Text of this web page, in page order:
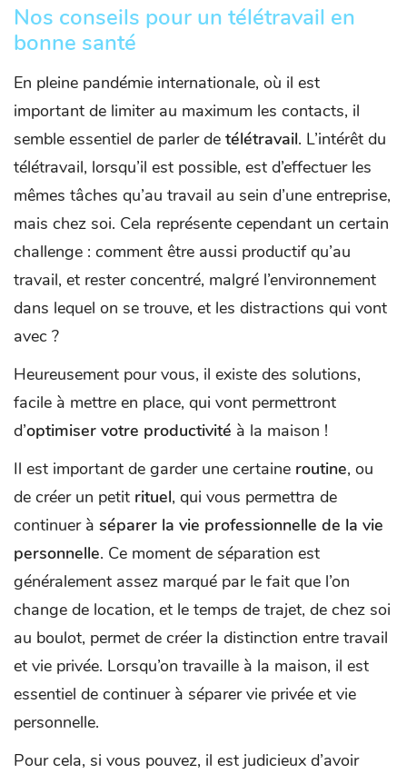
Nos conseils pour un télétravail en
bonne santé
En pleine pandémie internationale, où il est
important de limiter au maximum les contacts, il
semble essentiel de parler de télétravail. L’intérêt du
télétravail, lorsqu’il est possible, est d’effectuer les
mêmes tâches qu’au travail au sein d’une entreprise,
mais chez soi. Cela représente cependant un certain
challenge : comment être aussi productif qu’au
travail, et rester concentré, malgré l’environnement
dans lequel on se trouve, et les distractions qui vont
avec ?
Heureusement pour vous, il existe des solutions,
facile à mettre en place, qui vont permettront
d’optimiser votre productivité à la maison !
Il est important de garder une certaine routine, ou
de créer un petit rituel, qui vous permettra de
continuer à séparer la vie professionnelle de la vie
personnelle. Ce moment de séparation est
généralement assez marqué par le fait que l’on
change de location, et le temps de trajet, de chez soi
au boulot, permet de créer la distinction entre travail
et vie privée. Lorsqu’on travaille à la maison, il est
essentiel de continuer à séparer vie privée et vie
personnelle.
Pour cela, si vous pouvez, il est judicieux d’avoir